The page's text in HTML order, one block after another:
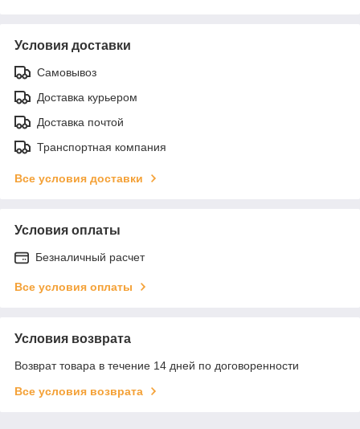
Условия доставки
Самовывоз
Доставка курьером
Доставка почтой
Транспортная компания
Все условия доставки
Условия оплаты
Безналичный расчет
Все условия оплаты
Условия возврата
Возврат товара в течение 14 дней по договоренности
Все условия возврата